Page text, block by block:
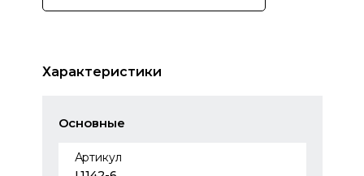
Характеристики
Основные
Артикул